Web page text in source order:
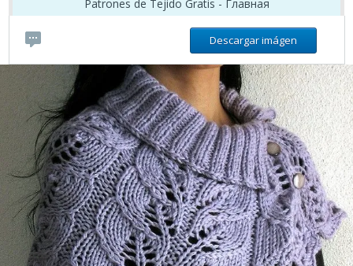
Patrones de Tejido Gratis - Главная
Descargar imágen